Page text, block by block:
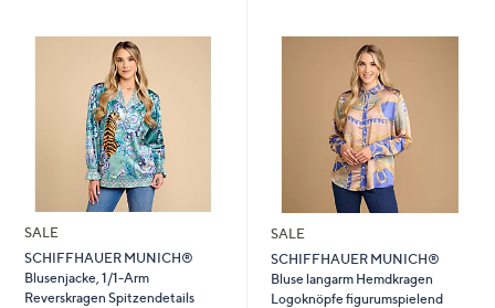
SALE
SCHIFFHAUER MUNICH®
Blusenjacke, 1/1-Arm
Reverskragen Spitzendetails
SALE
SCHIFFHAUER MUNICH®
Bluse langarm Hemdkragen
Logoknöpfe figurumspielend